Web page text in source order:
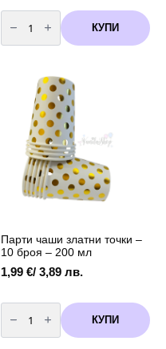
количество
за
Парти
шапки
КУПИ
Парти чаши златни точки –
10 броя – 200 мл
1,99 €/ 3,89 лв.
количество
за
Парти
чаши
КУПИ